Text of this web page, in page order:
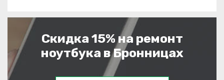
Скидка 15% на ремонт
ноутбука в Бронницах